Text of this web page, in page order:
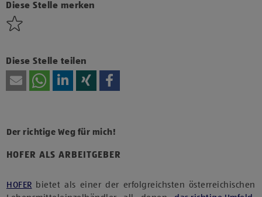
Diese Stelle merken
Diese Stelle teilen
HOFER ALS ARBEITGEBER
Der richtige Weg für mich!
HOFER bietet als einer der erfolgreichsten österreichischen